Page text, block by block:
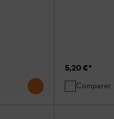
5,20 €*
Comparer